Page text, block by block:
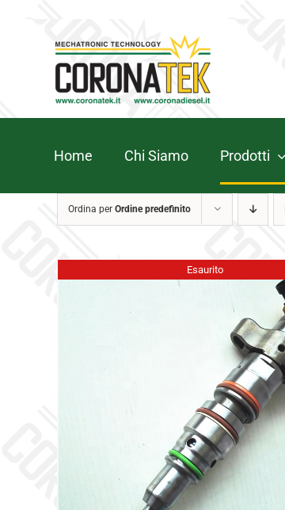
contenuto
Home Chi Siamo Prodotti
Ordina per Ordine predefinito
Esaurito